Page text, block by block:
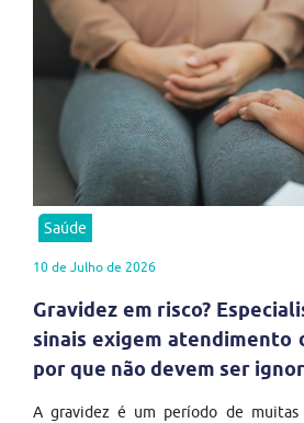
Saúde
10 de Julho de 2026
Gravidez em risco?
sinais exigem atendimento
por que não devem ser
A gravidez é um período de muitas